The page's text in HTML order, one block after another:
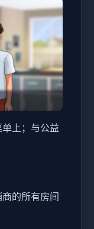
上；与公益
的所有房间